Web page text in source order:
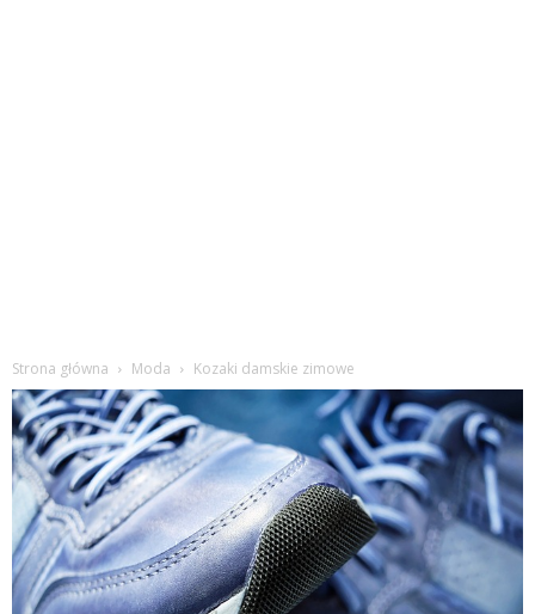
Strona główna Moda Kozaki damskie zimowe